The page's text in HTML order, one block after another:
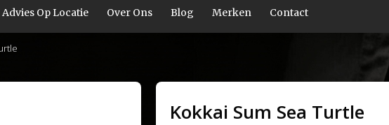
Advies Op Locatie Over Ons Blog Merken Contact
Kokkai Sum Sea Turtle